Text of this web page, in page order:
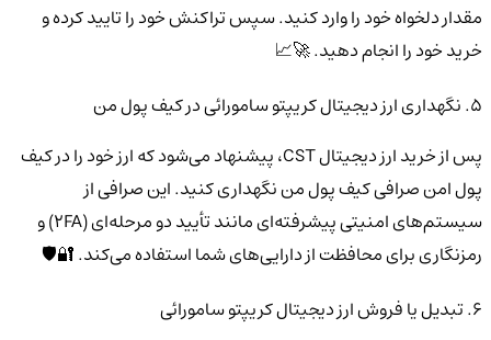
مقدار دلخواه خود را وارد کنید. سپس تراکنش خود را تایید کرده و
خرید خود را انجام دهید. 🚀📈
5. نگهداری ارز دیجیتال کریپتو سامورائی در کیف پول من
پس از خرید ارز دیجیتال CST، پیشنهاد می‌شود که ارز خود را در کیف
پول امن صرافی کیف پول من نگهداری کنید. این صرافی از
سیستم‌های امنیتی پیشرفته‌ای مانند تأیید دو مرحله‌ای (2FA) و
رمزنگاری برای محافظت از دارایی‌های شما استفاده می‌کند. 🔐🛡️